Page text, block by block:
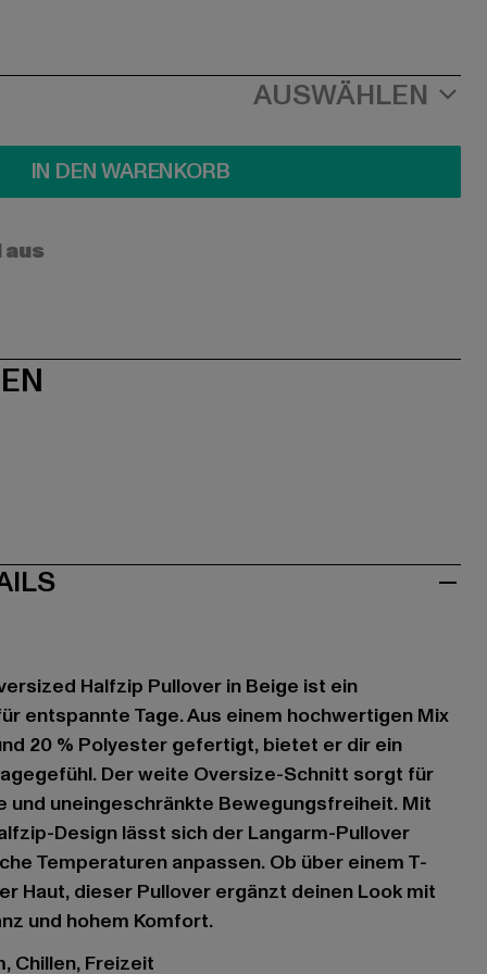
AUSWÄHLEN
IN DEN WARENKORB
Halfzip Pullover in Beige ist ein
entspannte Tage. Aus einem hochwertigen Mix
20 % Polyester gefertigt, bietet er dir ein
Der weite Oversize-Schnitt sorgt für
und uneingeschränkte Bewegungsfreiheit. Mit
Design lässt sich der Langarm-Pullover
Temperaturen anpassen. Ob über einem T-
Haut, dieser Pullover ergänzt deinen Look mit
und hohem Komfort.
Chillen, Freizeit